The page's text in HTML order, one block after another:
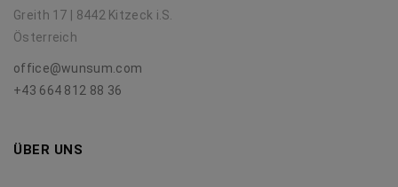
Greith 17 | 8442 Kitzeck i.S.
Österreich
office@wunsum.com
+43 664 812 88 36
ÜBER UNS